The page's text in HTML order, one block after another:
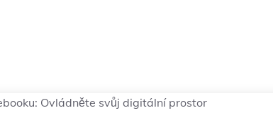
Ovládněte svůj digitální prostor